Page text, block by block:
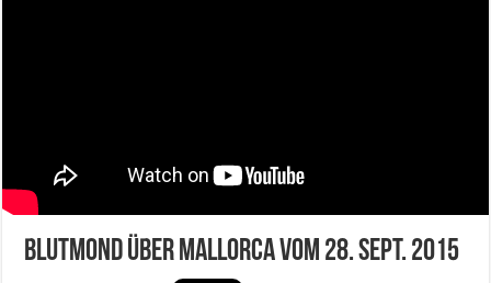
Blutmond über Mallorca vom 28. Sept. 2015